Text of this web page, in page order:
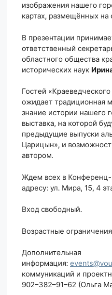
изображения нашего
картах, размещённых на
В презентации
ответственный
областного общества
исторических наук
Гостей
ожидает традиционная
знание истории нашего
выставка, на которой
предыдущие выпуски
Царицын», и
автором.
Ждем всех в Конференц-
адресу: ул. Мира, 15, 4
Вход свободный.
Возрастные
Дополнительная
информация:
коммуникаций и
902–382–91–62 (Ольга